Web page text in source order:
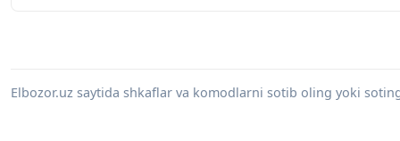
Elbozor.uz saytida shkaflar va komodlarni sotib oling yoki